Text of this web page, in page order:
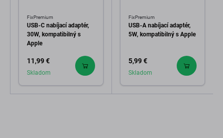
FixPremium
USB-C nabíjací adaptér,
30W, kompatibilný s
Apple
11,99 €
Skladom
FixPremium
USB-A nabíjací adaptér,
5W, kompatibilný s Apple
5,99 €
Skladom